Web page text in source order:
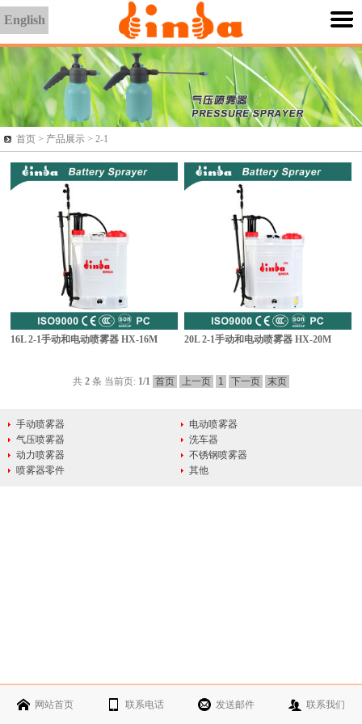
English
首页 > 产品展示 > 2-1
16L 2-1手动和电动喷雾器 HX-16M 20L 2-1手动和电动喷雾器 HX-20M
共 2 条 当前页: 1/1 首页 上一页 1 下一页 末页
手动喷雾器
电动喷雾器
气压喷雾器
洗车器
动力喷雾器
不锈钢喷雾器
喷雾器零件
其他
网站首页 联系电话 发送邮件 联系我们